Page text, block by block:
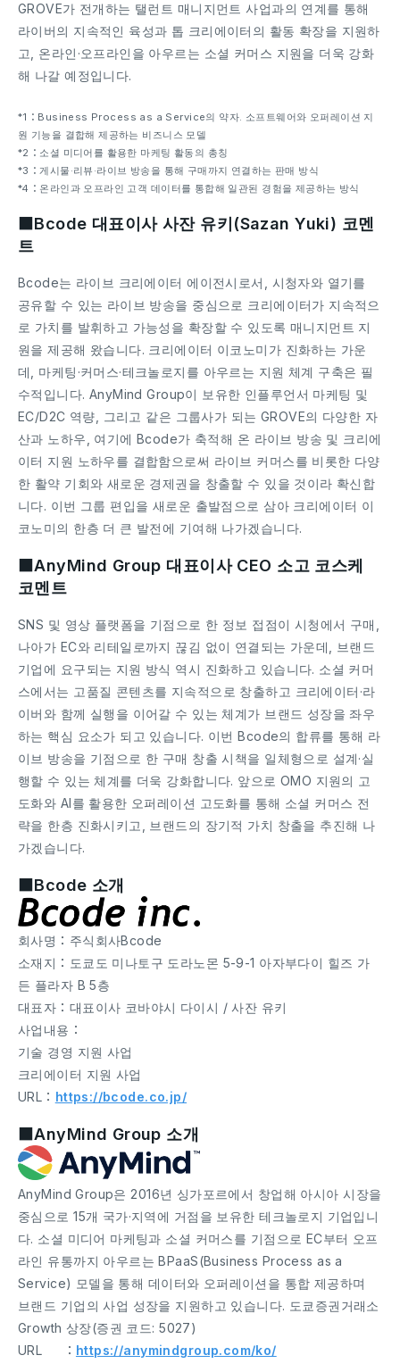
GROVE가 전개하는 탤런트 매니지먼트 사업과의 연계를 통해
라이버의 지속적인 육성과 톱 크리에이터의 활동 확장을 지원하
고, 온라인·오프라인을 아우르는 소셜 커머스 지원을 더욱 강화
해 나갈 예정입니다.
*1：Business Process as a Service의 약자. 소프트웨어와 오퍼레이션 지
원 기능을 결합해 제공하는 비즈니스 모델
*2：소셜 미디어를 활용한 마케팅 활동의 총칭
*3：게시물·리뷰·라이브 방송을 통해 구매까지 연결하는 판매 방식
*4：온라인과 오프라인 고객 데이터를 통합해 일관된 경험을 제공하는 방식
■Bcode 대표이사 사잔 유키(Sazan Yuki) 코멘
트
Bcode는 라이브 크리에이터 에이전시로서, 시청자와 열기를
공유할 수 있는 라이브 방송을 중심으로 크리에이터가 지속적으
로 가치를 발휘하고 가능성을 확장할 수 있도록 매니지먼트 지
원을 제공해 왔습니다. 크리에이터 이코노미가 진화하는 가운
데, 마케팅·커머스·테크놀로지를 아우르는 지원 체계 구축은 필
수적입니다. AnyMind Group이 보유한 인플루언서 마케팅 및
EC/D2C 역량, 그리고 같은 그룹사가 되는 GROVE의 다양한 자
산과 노하우, 여기에 Bcode가 축적해 온 라이브 방송 및 크리에
이터 지원 노하우를 결합함으로써 라이브 커머스를 비롯한 다양
한 활약 기회와 새로운 경제권을 창출할 수 있을 것이라 확신합
니다. 이번 그룹 편입을 새로운 출발점으로 삼아 크리에이터 이
코노미의 한층 더 큰 발전에 기여해 나가겠습니다.
■AnyMind Group 대표이사 CEO 소고 코스케
코멘트
SNS 및 영상 플랫폼을 기점으로 한 정보 접점이 시청에서 구매,
나아가 EC와 리테일로까지 끊김 없이 연결되는 가운데, 브랜드
기업에 요구되는 지원 방식 역시 진화하고 있습니다. 소셜 커머
스에서는 고품질 콘텐츠를 지속적으로 창출하고 크리에이터·라
이버와 함께 실행을 이어갈 수 있는 체계가 브랜드 성장을 좌우
하는 핵심 요소가 되고 있습니다. 이번 Bcode의 합류를 통해 라
이브 방송을 기점으로 한 구매 창출 시책을 일체형으로 설계·실
행할 수 있는 체계를 더욱 강화합니다. 앞으로 OMO 지원의 고
도화와 AI를 활용한 오퍼레이션 고도화를 통해 소셜 커머스 전
략을 한층 진화시키고, 브랜드의 장기적 가치 창출을 추진해 나
가겠습니다.
■Bcode 소개
회사명：주식회사Bcode
소재지：도쿄도 미나토구 도라노몬 5-9-1 아자부다이 힐즈 가
든 플라자 B 5층
대표자：대표이사 코바야시 다이시 / 사잔 유키
사업내용：
기술 경영 지원 사업
크리에이터 지원 사업
URL： https://bcode.co.jp/
■AnyMind Group 소개
AnyMind Group은 2016년 싱가포르에서 창업해 아시아 시장을
중심으로 15개 국가·지역에 거점을 보유한 테크놀로지 기업입니
다. 소셜 미디어 마케팅과 소셜 커머스를 기점으로 EC부터 오프
라인 유통까지 아우르는 BPaaS(Business Process as a
Service) 모델을 통해 데이터와 오퍼레이션을 통합 제공하며
브랜드 기업의 사업 성장을 지원하고 있습니다. 도쿄증권거래소
Growth 상장(증권 코드: 5027)
URL ： https://anymindgroup.com/ko/